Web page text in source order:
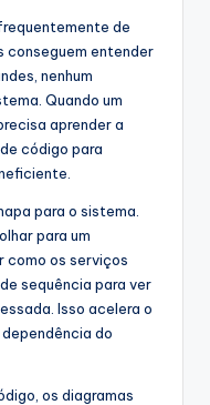
de
conseguem entender
nenhum
Quando um
aprender a
código para
para o sistema.
para um
como os serviços
sequência para ver
Isso acelera o
do
os diagramas